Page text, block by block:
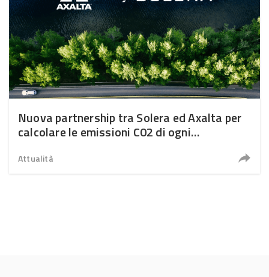
Nuova partnership tra Solera ed Axalta per
calcolare le emissioni C02 di ogni
Attualità